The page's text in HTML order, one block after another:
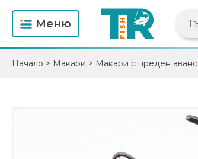
Mеню
Начало > Макари > Макари с преден аванс